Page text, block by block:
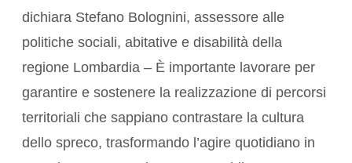
dichiara Stefano Bolognini, assessore alle
politiche sociali, abitative e disabilità della
regione Lombardia – È importante lavorare per
garantire e sostenere la realizzazione di percorsi
territoriali che sappiano contrastare la cultura
dello spreco, trasformando l’agire quotidiano in